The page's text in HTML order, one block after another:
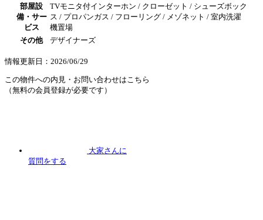
部屋設
備・サー
ビス
TVモニタ付インターホン / クローゼット / シューズボック
ス / プロパンガス / フローリング / メゾネット / 室内洗濯
機置場
その他
デザイナーズ
情報更新日：2026/06/29
この物件への内見・お問い合わせはこちら
（無料の会員登録が必要です）
大家さんに
質問をする